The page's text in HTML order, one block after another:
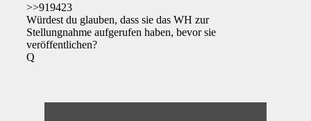
>>919423
Würdest du glauben, dass sie das WH zur
Stellungnahme aufgerufen haben, bevor sie
veröffentlichen?
Q